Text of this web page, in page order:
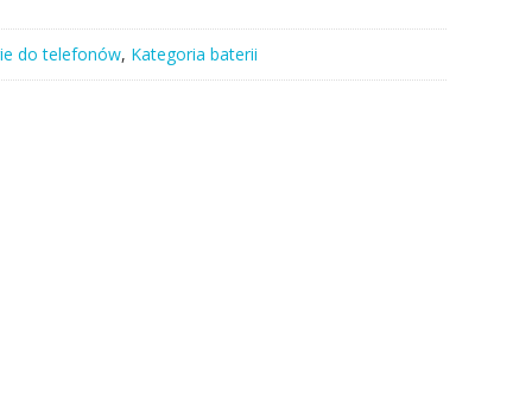
do telefonów, Kategoria baterii